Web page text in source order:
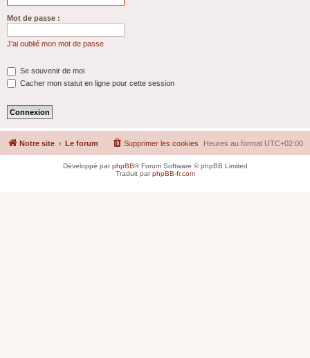
Mot de passe :
J’ai oublié mon mot de passe
Se souvenir de moi
Cacher mon statut en ligne pour cette session
Notre site Le forum Heures au format UTC+02:00
Supprimer les cookies
Développé parphpBB® Forum Software © phpBB Limited
Traduit parphpBB-fr.com